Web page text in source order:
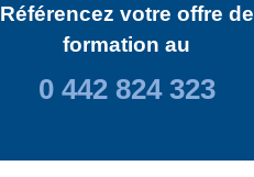
Référencez votre offre de
formation au
0 442 824 323